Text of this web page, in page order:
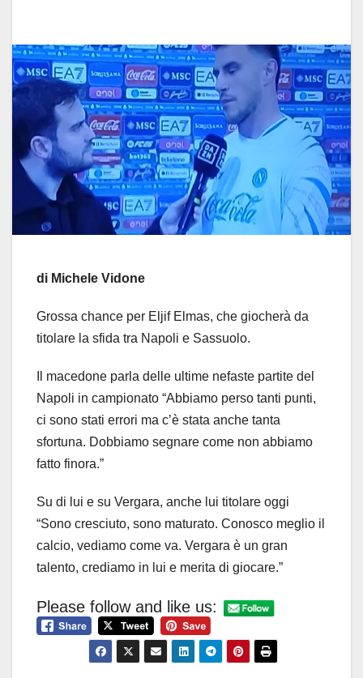
di Michele Vidone
Grossa chance per Eljif Elmas, che giocherà da
titolare la sfida tra Napoli e Sassuolo.
Il macedone parla delle ultime nefaste partite del
Napoli in campionato “Abbiamo perso tanti punti,
ci sono stati errori ma c’è stata anche tanta
sfortuna. Dobbiamo segnare come non abbiamo
fatto finora.”
Su di lui e su Vergara, anche lui titolare oggi
“Sono cresciuto, sono maturato. Conosco meglio il
calcio, vediamo come va. Vergara è un gran
talento, crediamo in lui e merita di giocare.”
Please follow and like us: